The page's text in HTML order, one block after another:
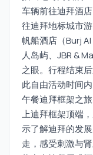
车辆前往迪拜酒
往迪拜地标城市
帆船酒店（Burj
人岛屿、JBR &
之眼。行程结束
此自由活动时间
午餐迪拜框架之
上迪拜框架顶端
示了解迪拜的发
走，感受刺激与